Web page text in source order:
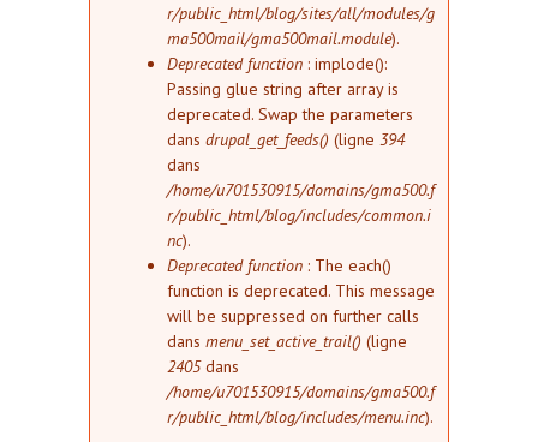
r/public_html/blog/sites/all/modules/g
ma500mail/gma500mail.module).
Deprecated function : implode():
Passing glue string after array is
deprecated. Swap the parameters
dans drupal_get_feeds() (ligne 394
dans
/home/u701530915/domains/gma500.f
r/public_html/blog/includes/common.i
nc).
Deprecated function : The each()
function is deprecated. This message
will be suppressed on further calls
dans menu_set_active_trail() (ligne
2405dans
/home/u701530915/domains/gma500.f
r/public_html/blog/includes/menu.inc).